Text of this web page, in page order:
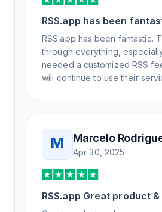
RSS.app has been
RSS.app has been fantastic.
through everything,
needed a customized RSS
will continue to use their
M Marcelo
Apr 30, 2025
RSS.app Great product